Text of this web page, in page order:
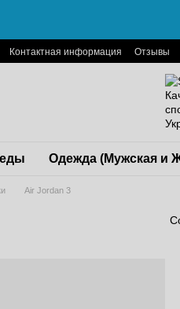
Контактная информация Отзывы
Одежда (Мужская и
Air Jordan 3